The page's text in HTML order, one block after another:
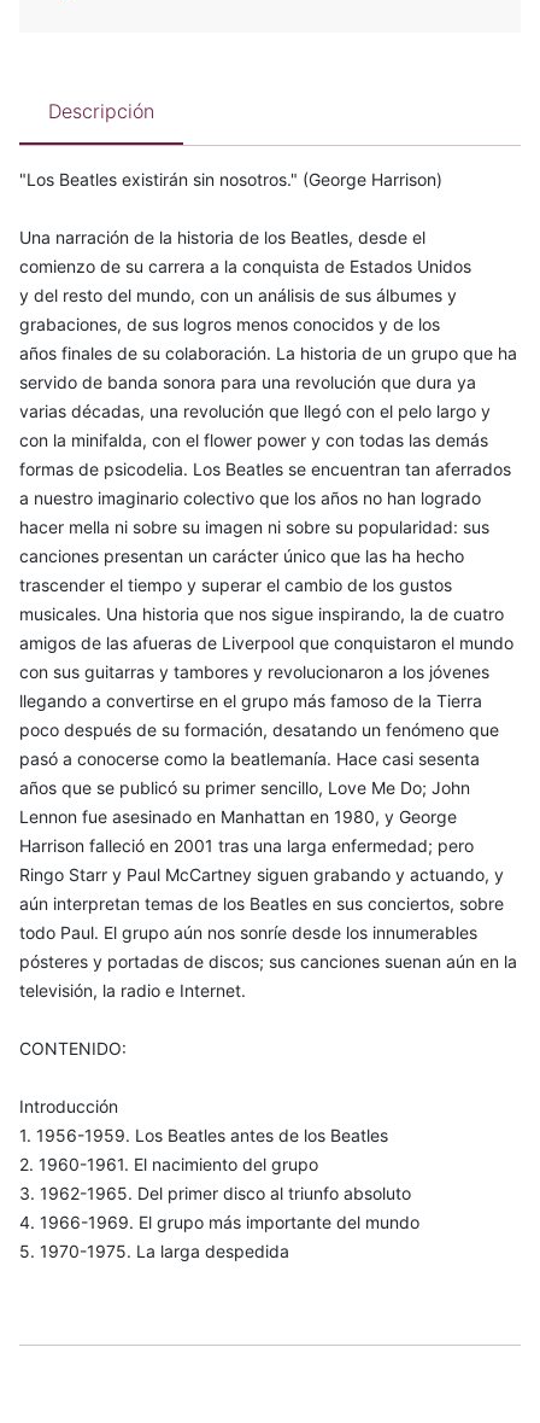
Descripción
"Los Beatles existirán sin nosotros." (George Harrison)
Una narración de la historia de los Beatles, desde el
comienzo de su carrera a la conquista de Estados Unidos
y del resto del mundo, con un análisis de sus álbumes y
grabaciones, de sus logros menos conocidos y de los
años finales de su colaboración. La historia de un grupo que ha
servido de banda sonora para una revolución que dura ya
varias décadas, una revolución que llegó con el pelo largo y
con la minifalda, con el flower power y con todas las demás
formas de psicodelia. Los Beatles se encuentran tan aferrados
a nuestro imaginario colectivo que los años no han logrado
hacer mella ni sobre su imagen ni sobre su popularidad: sus
canciones presentan un carácter único que las ha hecho
trascender el tiempo y superar el cambio de los gustos
musicales. Una historia que nos sigue inspirando, la de cuatro
amigos de las afueras de Liverpool que conquistaron el mundo
con sus guitarras y tambores y revolucionaron a los jóvenes
llegando a convertirse en el grupo más famoso de la Tierra
poco después de su formación, desatando un fenómeno que
pasó a conocerse como la beatlemanía. Hace casi sesenta
años que se publicó su primer sencillo, Love Me Do; John
Lennon fue asesinado en Manhattan en 1980, y George
Harrison falleció en 2001 tras una larga enfermedad; pero
Ringo Starr y Paul McCartney siguen grabando y actuando, y
aún interpretan temas de los Beatles en sus conciertos, sobre
todo Paul. El grupo aún nos sonríe desde los innumerables
pósteres y portadas de discos; sus canciones suenan aún en la
televisión, la radio e Internet.
CONTENIDO:
Introducción
1. 1956-1959. Los Beatles antes de los Beatles
2. 1960-1961. El nacimiento del grupo
3. 1962-1965. Del primer disco al triunfo absoluto
4. 1966-1969. El grupo más importante del mundo
5. 1970-1975. La larga despedida